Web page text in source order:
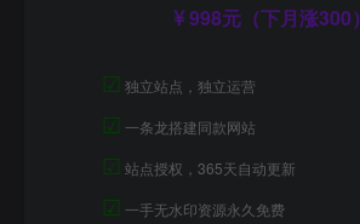
998元（下月涨300）
☑ 独立站点，独立运营
☑ 一条龙搭建同款网站
☑ 站点授权，365天自动更新
☑ 一手无水印资源永久免费